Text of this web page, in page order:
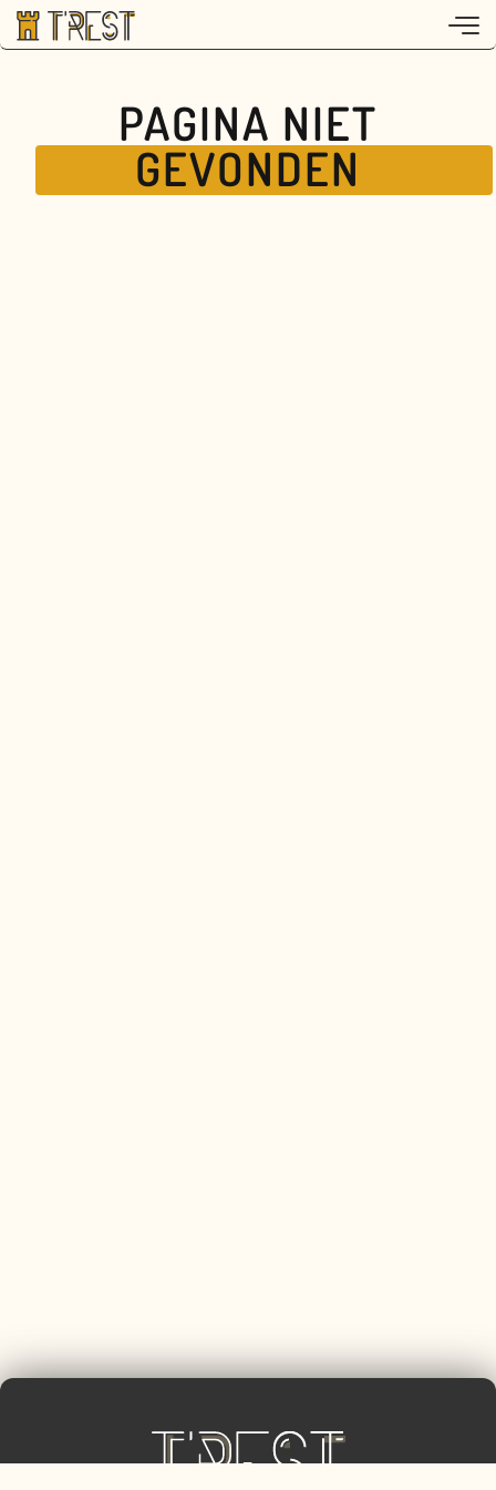
PAGINA NIET
GEVONDEN